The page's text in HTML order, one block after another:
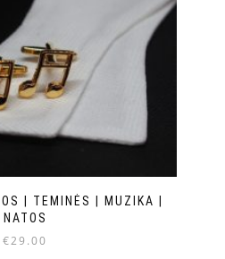
| TEMINĖS | MUZIKA |
NATOS
€29.00